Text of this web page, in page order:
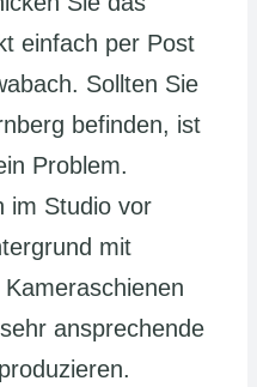
einfach per Post
Sollten Sie
befinden, ist
Problem.
im Studio vor
mit
ansprechende